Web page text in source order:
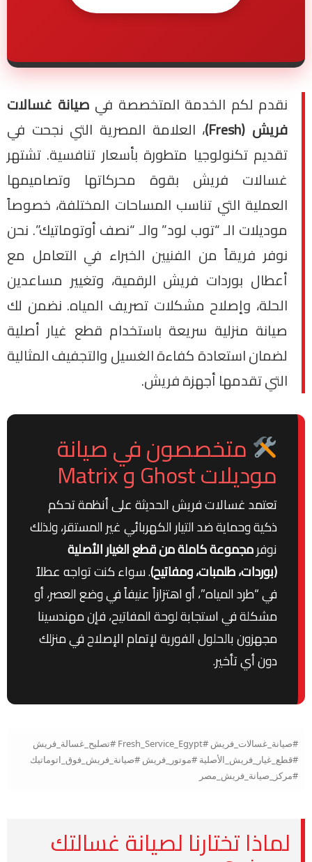
نقدم لكم الخدمة المتخصصة في صيانة غسالات
فريش (Fresh)
، العلامة المصرية التي نجحت في
تقديم تكنولوجيا متطورة بأسعار تنافسية. تشتهر
غسالات فريش بقوة محركاتها وتصاميمها
العملية التي تناسب المساحات المختلفة، خصوصاً
موديلات الـ “توب لود” والـ “نصف أوتوماتيك”. نحن
نوفر فريقاً من الفنيين الخبراء في التعامل مع
أعطال بوردات فريش الرقمية، وتغيير مساعدين
الحلة، وإصلاح مشكلات تصريف المياه. نضمن لك
صيانة منزلية سريعة باستخدام قطع غيار أصلية
لضمان استعادة كفاءة الغسيل والتجفيف المثالية
التي تقدمها أجهزة فريش.
متخصصون في صيانة
موديلات Ghost و Matrix
تعتمد غسالات فريش الحديثة على أنظمة تحكم
ذكية وحماية ضد التيار الكهربائي غير المستقر، ولذلك
نوفرمجموعة كاملة من قطع الغيار الأصلية
(بوردات، طلمبات، ومفاتيح). سواء كنت تواجه عطلاً
في “طرد المياه”، أو اهتزازاً عنيفاً في وضع العصر، أو
مشكلة في استجابة لوحة المفاتيح، فإن مهندسينا
مجهزون بالحلول الفورية لإتمام الإصلاح في منزلك
دون أي تأخير.
#صيانة_غسالات_فريش #Fresh_Service_Egypt #تصليح_غسالة_فريش
#قطع_غيار_فريش_الأصلية #موتور_فريش #صيانة_فريش_فوق_اتوماتيك
#مركز_صيانة_فريش_مصر
لماذا تختارنا لصيانة غسالتك